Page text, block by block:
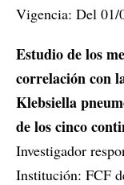
Vigencia: Del 01/
Estudio de los
correlación con
Klebsiella
de los cinco
Investigador
Institución: FCF